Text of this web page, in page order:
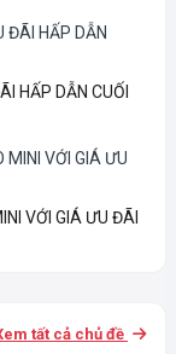
HẤP DẪN CUỐI
VỚI GIÁ ƯU ĐÃI
tất cả chủ đề